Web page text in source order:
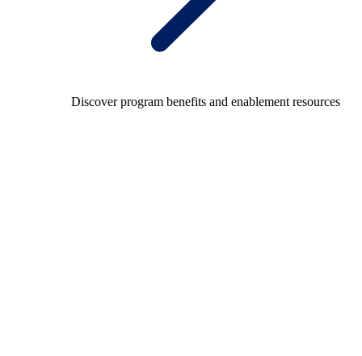
Discover program benefits and enablement resources